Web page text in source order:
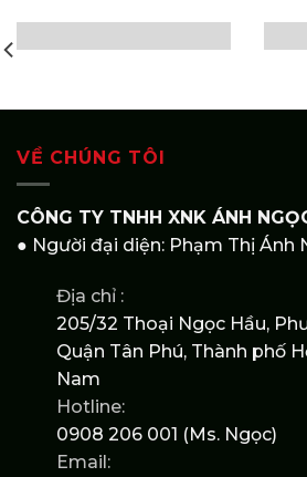
VỀ CHÚNG TÔI
CÔNG TY TNHH XNK ÁNH
● Người đại diện: Phạm Thị Ánh
Địa chỉ :
205/32 Thoại Ngọc Hầu,
Quận Tân Phú, Thành phố
Nam
Hotline:
0908 206 001 (Ms. Ngọc)
Email: